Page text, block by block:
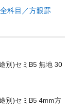
せ買い商品
全科目／方眼罫
別)セミB5 無地 30
別)セミB5 4mm方